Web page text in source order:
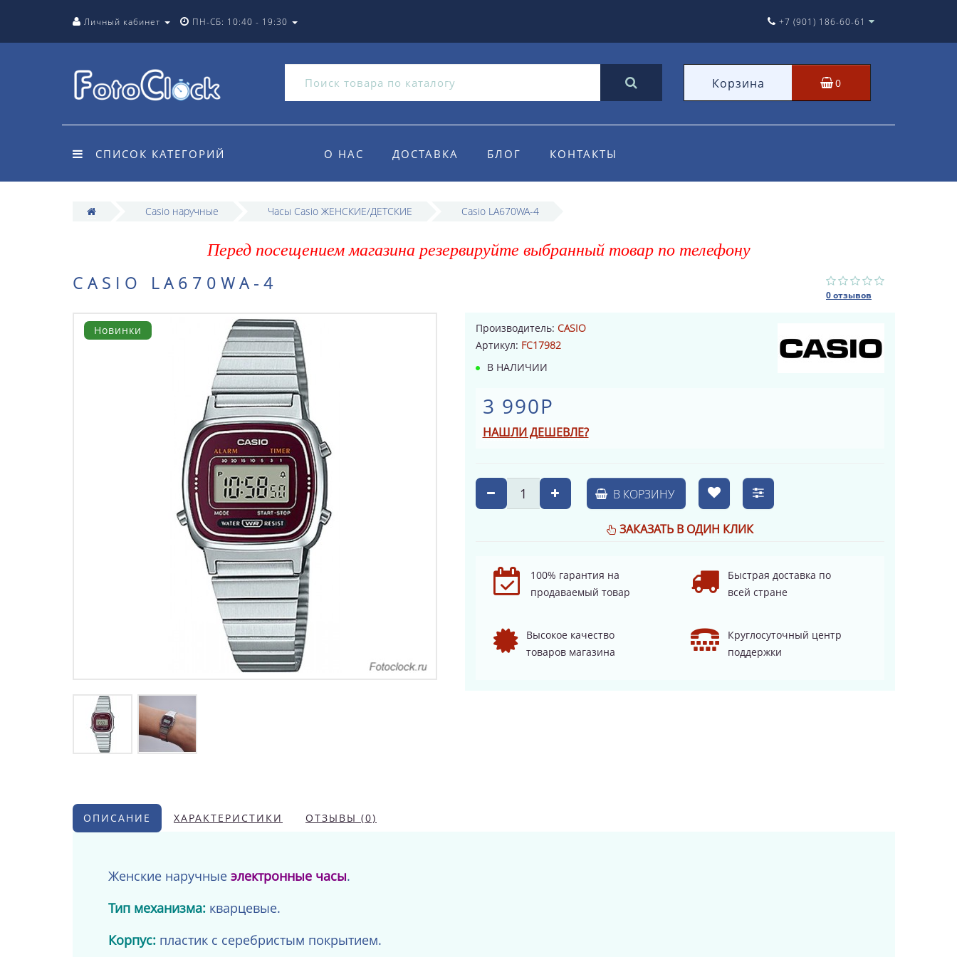
Личный кабинет ПН-СБ: 10:40 - 19:30 +7 (901) 186-60-61
Корзина 0
СПИСОК КАТЕГОРИЙ О НАС ДОСТАВКА БЛОГ КОНТАКТЫ
Casio наручные Часы Casio ЖЕНСКИЕ/ДЕТСКИЕ Casio LA670WA-4
Перед посещением магазина резервируйте выбранный товар по телефону
CASIO LA670WA-4
0 отзывов
Новинки Производитель: CASIO
Артикул: FC17982
В НАЛИЧИИ
3 990Р
НАШЛИ ДЕШЕВЛЕ?
В КОРЗИНУ
ЗАКАЗАТЬ В ОДИН КЛИК
100% гарантия на
продаваемый товар
Быстрая доставка по
всей стране
Высокое качество
товаров магазина
Круглосуточный центр
поддержки
ОПИСАНИЕ ХАРАКТЕРИСТИКИ ОТЗЫВЫ (0)
Женские наручные электронные часы.
Тип механизма: кварцевые.
Корпус: пластик с серебристым покрытием.